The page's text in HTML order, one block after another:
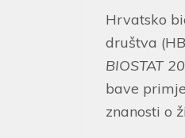
Hrvatsko
društva
BIOSTAT
bave
znanosti o